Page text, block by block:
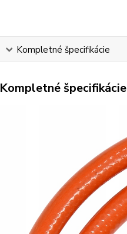
Kompletné špecifikácie
Kompletné špecifikácie